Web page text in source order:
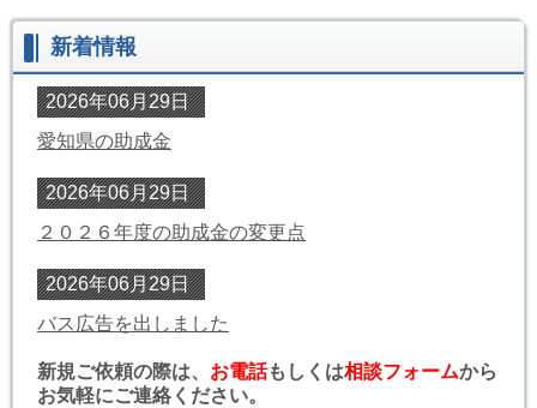
新着情報
2026年06月29日
愛知県の助成金
2026年06月29日
２０２６年度の助成金の変更点
2026年06月29日
バス広告を出しました
新規ご依頼の際は、 お電話もしくは相談フォームから
お気軽にご連絡ください。